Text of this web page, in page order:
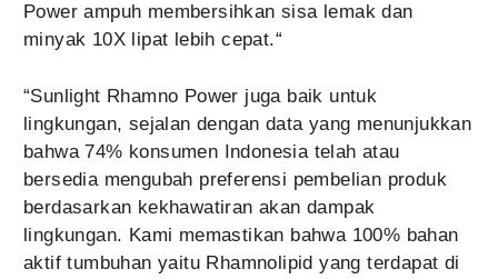
Power ampuh membersihkan sisa lemak dan
minyak 10X lipat lebih cepat.“
“Sunlight Rhamno Power juga baik untuk
lingkungan, sejalan dengan data yang menunjukkan
bahwa 74% konsumen Indonesia telah atau
bersedia mengubah preferensi pembelian produk
berdasarkan kekhawatiran akan dampak
lingkungan. Kami memastikan bahwa 100% bahan
aktif tumbuhan yaitu Rhamnolipid yang terdapat di